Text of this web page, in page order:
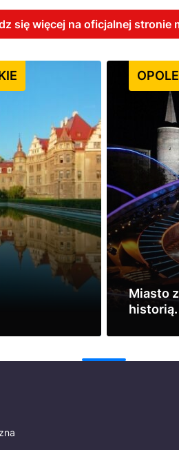
się więcej na oficjalnej stronie
Miasto
Zobacz
1